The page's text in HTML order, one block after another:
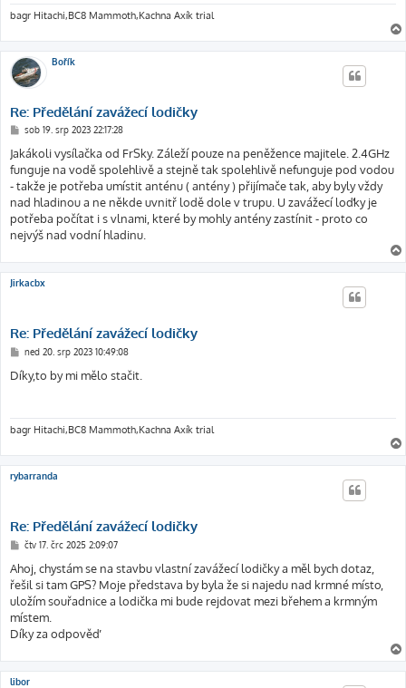
bagr Hitachi,BC8 Mammoth,Kachna Axík trial
Bořík
Re: Předělání zavážecí lodičky
P
í
s
p
ě
v
e
k
sob 19. srp 2023 22:17:28
Jakákoli vysílačka od FrSky. Záleží pouze na peněžence majitele. 2.4GHz
funguje na vodě spolehlivě a stejně tak spolehlivě nefunguje pod vodou
- takže je potřeba umístit anténu ( antény ) přijímače tak, aby byly vždy
nad hladinou a ne někde uvnitř lodě dole v trupu. U zavážecí loďky je
potřeba počítat i s vlnami, které by mohly antény zastínit - proto co
nejvýš nad vodní hladinu.
Jirkacbx
Re: Předělání zavážecí lodičky
P
í
s
v
e
k
ned 20. srp 2023 10:49:08
Díky,to by mi mělo stačit.
bagr Hitachi,BC8 Mammoth,Kachna Axík trial
rybarranda
Re: Předělání zavážecí lodičky
P
í
s
p
ě
v
e
k
čtv 17. črc 2025 2:09:07
Ahoj, chystám se na stavbu vlastní zavážecí lodičky a měl bych dotaz,
řešil si tam GPS? Moje představa by byla že si najedu nad krmné místo,
uložím souřadnice a lodička mi bude rejdovat mezi břehem a krmným
místem.
Díky za odpověď
libor